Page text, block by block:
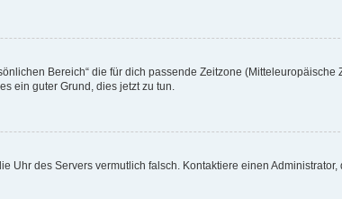
Bereich“ die für dich passende Zeitzone (Mitteleuropäische
ein guter Grund, dies jetzt zu tun.
Uhr des Servers vermutlich falsch. Kontaktiere einen